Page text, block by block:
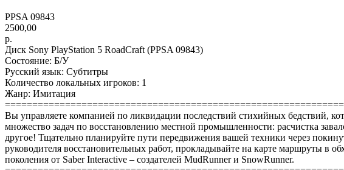
PPSA 09843
2500,00
р.
Диск Sony PlayStation 5 RoadCraft (PPSA 09843)
Состояние: Б/У
Русский язык: Субтитры
Количество локальных игроков: 1
Жанр: Имитация
Вы управляете компанией по ликвидации последствий стихийных бедствий,
множество задач по восстановлению местной промышленности: расчистка
другое! Тщательно планируйте пути передвижения вашей техники через
руководителя восстановительных работ, прокладывайте на карте маршруты в
поколения от Saber Interactive – создателей MudRunner и SnowRunner.